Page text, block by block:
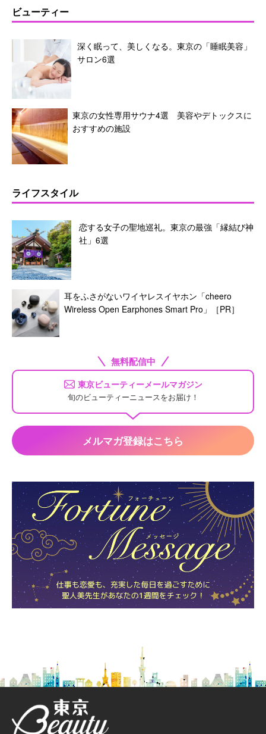
ビューティー
深く眠って、美しくなる。東京の「睡眠美容」
サロン6選
東京の女性専用サウナ4選 美容やデトックスに
おすすめの施設
ライフスタイル
恋する女子の聖地巡礼。東京の最強「縁結び神
社」6選
耳をふさがないワイヤレスイヤホン「cheero
Wireless Open Earphones Smart Pro」［PR］
無料配信中
東京ビューティーメールマガジン
旬のビューティーニュースをお届け！
メルマガ登録はこちら